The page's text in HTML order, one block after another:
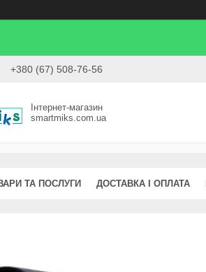
+380 (67) 508-76-56
Інтернет-магазин
smartmiks.com.ua
ТА ПОСЛУГИ ДОСТАВКА І ОПЛАТА